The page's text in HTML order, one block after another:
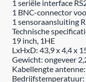
1 seriële interface
1 BNC-connector
1 sensoraansluiting
Technische
19 inch, 1HE
LxHxD: 43,9 x 4,4 x
Gewicht: ongeveer
Kabellengte